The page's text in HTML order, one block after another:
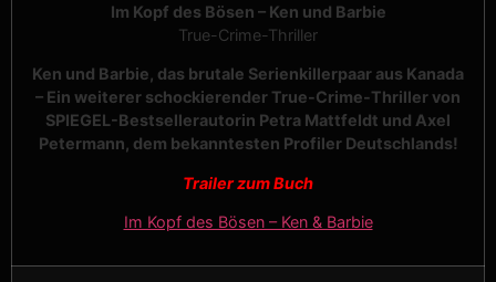
Im Kopf des Bösen – Ken und Barbie
True-Crime-Thriller
Ken und Barbie, das brutale Serienkillerpaar aus Kanada
– Ein weiterer schockierender True-Crime-Thriller von
SPIEGEL-Bestsellerautorin Petra Mattfeldt und Axel
Petermann, dem bekanntesten Profiler Deutschlands!
Trailer zum Buch
Im Kopf des Bösen – Ken & Barbie